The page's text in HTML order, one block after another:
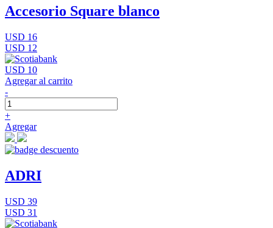
Accesorio Square blanco
USD 16
USD 12
USD 10
Agregar al carrito
-
+
Agregar
ADRI
USD 39
USD 31